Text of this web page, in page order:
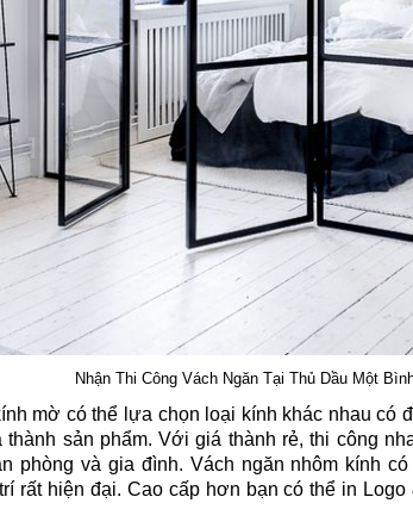
Nhận Thi Công Vách Ngăn Tại Thủ Dầu Một
mờ có thể lựa chọn loại kính khác nhau có
sản phẩm. Với giá thành rẻ, thi công
phòng và gia đình. Vách ngăn nhôm kính
rất hiện đại. Cao cấp hơn bạn có thể in